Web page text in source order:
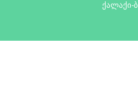
ქალაქი-